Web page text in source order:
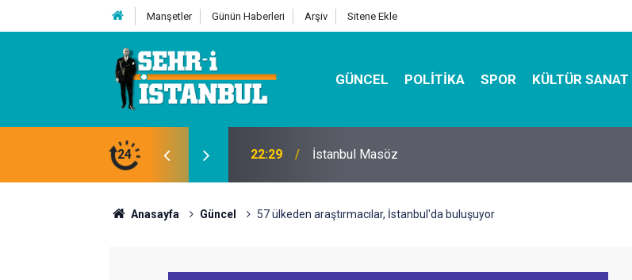
Manşetler Günün Haberleri Arşiv Sitene Ekle
GÜNCEL POLITIKA SPOR KÜLTÜR SANAT
24 07:32 Kutu Sihirbazı ile Estetik, Dayanıklı ve Çevre Dostu Ambalaj
Anasayfa Güncel 57 ülkeden araştırmacılar, İstanbul'da buluşuyor